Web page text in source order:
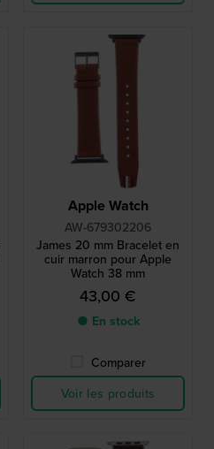
Apple Watch
AW-679302206
James 20 mm Bracelet en
cuir marron pour Apple
Watch 38 mm
43,00 €
● En stock
Comparer
Voir les produits